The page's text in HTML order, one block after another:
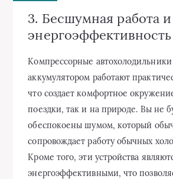
3. Бесшумная работа и
энергоэффективность
Компрессорные автохолодильники
аккумулятором работают
что создает комфортное
поездки, так и на природе. Вы не
обеспокоены шумом, который
сопровождает работу обычных
Кроме того, эти устройства
энергоэффективными, что